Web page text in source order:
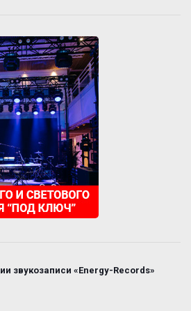
звукозаписи «Energy-Records»